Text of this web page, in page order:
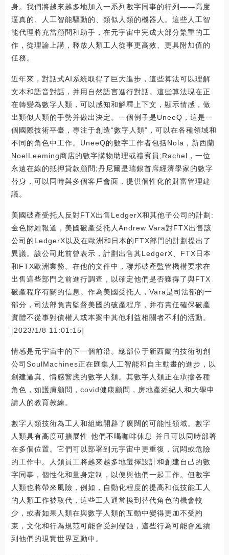
身。我們將越來越多地加入一系列數字同事的行列——高度
逼真的、人工智能驅動的、類似人類的機器人。這些人工智
能代理將充當顧問和助手，在元宇宙中完成大部分繁重的工
作，從理論上講，釋放人類工人從事更高效、更具附加值的
任務。
近年來，對話式AI系統取得了巨大進步，這些算法可以理解
文本和語音對話，并用自然語言進行對話。這些算法現在正
在轉變為數字人類，可以感知和解釋上下文，顯示情感，做
出類似人類的手勢并做出決定。一個例子是UneeQ，這是一
個國際技術平臺，專注于創造“數字人類”，可以在各種領域和
不同的角色中工作。UneeQ的數字工作者包括Nola，新西蘭
NoelLeeming商店的數字購物助理或禮賓員;Rachel，一位
永遠在線的抵押貸款顧問;丹尼爾是瑞銀首席經濟學家的數字
替身，可以同時與多個客戶會面，提供個性化的財富管理建
議。
美國破產受托人反對FTX出售LedgerX和其他子公司的計劃:
金色財經報道，美國破產受托人Andrew Vara對FTX出售該
公司的LedgerX以及在歐洲和日本的FTX部門的計劃提出了
異議。該公司此前曾表示，計劃出售其LedgerX、FTX日本
和FTX歐洲業務。在他的文件中，聯邦破產監管機構要求在
出售這些部門之前進行調查，以確定他們是否獲得了與FTX
破產程序有關的信息。作為美國受托人，Vara是司法部的一
部分，司法部負責監督美國的破產程序，并有責任確保破產
實體不從事對債權人或本案中其他利益相關者不利的活動。
[2023/1/8 11:01:15]
情感是元宇宙中的下一個前沿。總部位于新西蘭的技術初創
公司SoulMachines正在匯集人工智能和自主動畫的進步，以
創建逼真、情感響應的數字人類。其數字人類正在承擔各種
角色，如護膚顧問，covid健康顧問，房地產經紀人和大學申
請人的教育教練。
數字人類技術為工人和組織開辟了廣闊的可能性領域。數字
人類具有高度可擴展性-他們不喝咖啡休息-并且可以同時部署
在多個位置。它們可以部署到元宇宙中更重復，沉悶或危險
的工作中。人類員工將越來越多地選擇設計和創建自己的數
字同事，個性化和量身定制，以便與他們一起工作。但數字
人類也將帶來風險，例如，自動化程度的提高和低技能工人
的人類工作被取代，這些工人通常換到替代角色的機會較
少，或者如果人類在與數字人類的互動中變得更加不受約
束，文化和行為規范可能會受到侵蝕，這些行為可能會延續
到他們的現實世界互動中。